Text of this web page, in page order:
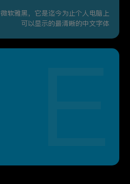
微软雅黑，它是迄今为止个人电脑上
可以显示的最清晰的中文字体
H